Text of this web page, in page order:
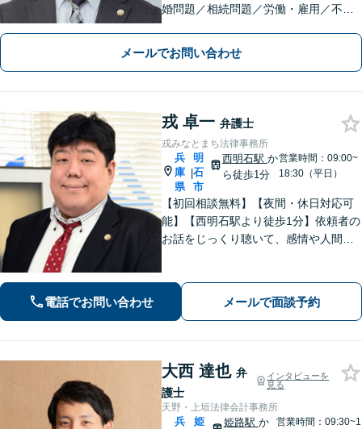
婚問題／相続問題／労働・雇用／不動
り添い、丁寧かつスピーディーな解決
を目指します！
メールでお問い合わせ
戎 卓一 弁護士
戎みなとまち法律事務所
兵
庫
県
|
明
石
市
西明石駅 か
ら徒歩1分
営業時間：09:00~
18:30（平日）
【初回相談無料】【夜間・休日対応可
能】【西明石駅より徒歩1分】依頼者の
お話をじっくり聴いて、感情や人間関
トワーク軽く迅速・誠実に対応しま
す。まずはお気軽にご相談ください。
電話でお問い合わせ メールで面談予約
大西 達也 弁
護士
インタビューを
見る
天野・上垣法律会計事務所
兵
姫
姫路駅 か
営業時間：09:30~1